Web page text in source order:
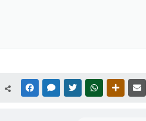
FACEBOOKMESSENGER
TWITTERWHATSAPP